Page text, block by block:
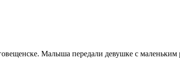
Малыша передали девушке с маленьким